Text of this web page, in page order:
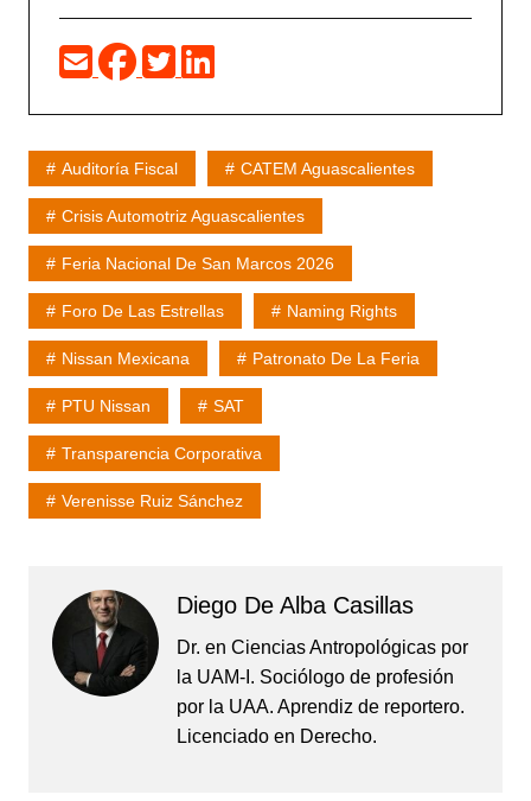
Auditoría Fiscal CATEM Aguascalientes
Crisis Automotriz Aguascalientes
Feria Nacional De San Marcos 2026
Foro De Las Estrellas Naming Rights
Nissan Mexicana Patronato De La Feria
PTU Nissan SAT
Transparencia Corporativa
Verenisse Ruiz Sánchez
Diego De Alba Casillas
Dr. en Ciencias Antropológicas por
la UAM-I. Sociólogo de profesión
por la UAA. Aprendiz de reportero.
Licenciado en Derecho.